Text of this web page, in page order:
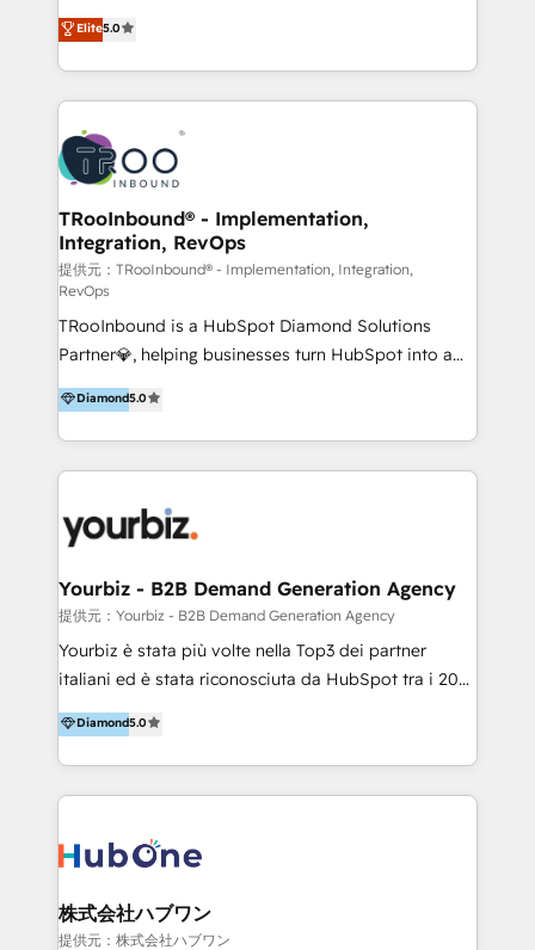
tomar decisiones basadas en datos. 🌎 Highlights:
5+ años como partner HubSpot 100+
LATAM 2025 🏆 Impulsamos crecimiento con CRM +
IA en múltiples industrias. 👉 ¿Listo para transformar
procesos comerciales de las empresas en
Latinoamérica, con un enfoque en Marketing, Ventas
y Servicio al Cliente. Somos un equipo de trabajo
multidisciplinario de alto rendimiento, con
conocimiento y experiencia enfocado en: 1.
Optimizar la eficiencia operativa de nuestros
clientes 2. Mejorar la experiencia del cliente 3.
Asegurar resultados medibles Nos especializamos
en bancos, seguros, e-commerce, Desarrolladores
Inmobiliarios y Empresas Distribuidoras de
Productos
Elite5.0
TRooInbound® - Implementation,
Integration, RevOps
提供元：TRooInbound® - Implementation, Integration,
RevOps
TRooInbound is a HubSpot Diamond Solutions
Partner💎, helping businesses turn HubSpot into a
scalable growth engine. We work with startups, mid-
market, and enterprise teams to maximize
HubSpot’s full potential through: 💎HubSpot Audits,
Management & Optimization 💎RevOps-powered
Brand Development, Growth Strategy, AI SEO &
Performance Marketing 💎Data Migration & Custom
Integrations 💎Go-To-Market (GTM) Strategies &
Account-Based Marketing 💎CMS Development &
Conversion-Focused Websites With a 5.0⭐average
rating and 140+ verified client reviews on the
businesses globally for consistent delivery and high
client satisfaction. With deep HubSpot expertise and
your business with a proven and reliable HubSpot
Diamond Partner? 👉Connect with TRooInbound
today (https://www.trooinbound.com/contact-us)
Diamond5.0
Yourbiz - B2B Demand Generation Agency
提供元：Yourbiz - B2B Demand Generation Agency
Yourbiz è stata più volte nella Top3 dei partner
italiani ed è stata riconosciuta da HubSpot tra i 20
migliori partner EMEA per la gestione del cliente.
Stiamo accompagnando oltre 100 aziende nella
digitalizzazione e ottimizzazione dei processi di
marketing e vendita. Il nostro metodo DAM è stato
mappatura dei canali di acquisizione dei contatti e
HubSpot come fornitore ufficiale per le integrazioni
tra il CRM e altri sistemi aziendali, tra cui SAP,
Diamond5.0
株式会社ハブワン
提供元：株式会社ハブワン